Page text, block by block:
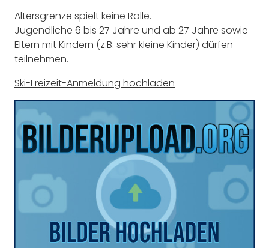
Altersgrenze spielt keine Rolle.
Jugendliche 6 bis 27 Jahre und ab 27 Jahre sowie
Eltern mit Kindern (z.B. sehr kleine Kinder) dürfen
teilnehmen.
Ski-Freizeit-Anmeldung hochladen